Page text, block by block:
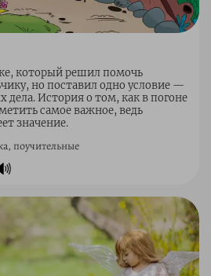
который решил помочь
но поставил одно условие —
дела. История о том, как в погоне
самое важное, ведь
значение.
поучительные